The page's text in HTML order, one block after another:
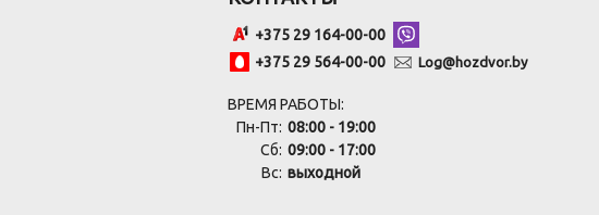
+375 29 164-00-00
+375 29 564-00-00
Log@hozdvor.by
ВРЕМЯ РАБОТЫ:
Пн-Пт: 08:00 - 19:00
Сб: 09:00 - 17:00
Вс: выходной